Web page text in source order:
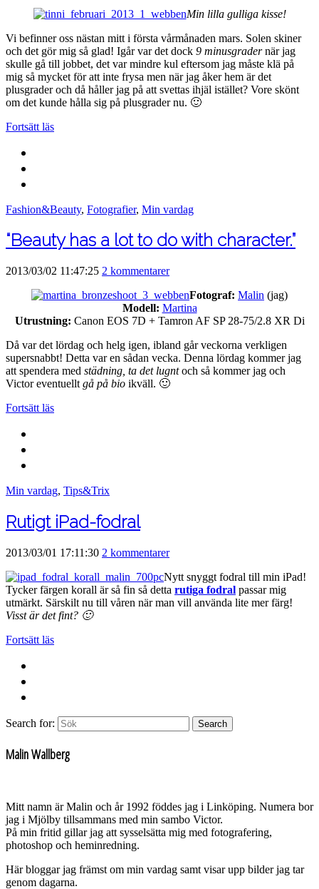
Min lilla gulliga kisse!
Vi befinner oss nästan mitt i första vårmånaden mars. Solen skiner
och det gör mig så glad! Igår var det dock 9 minusgradernär jag
skulle gå till jobbet, det var mindre kul eftersom jag måste klä på
mig så mycket för att inte frysa men när jag åker hem är det
plusgrader och då håller jag på att svettas ihjäl istället? Vore skönt
om det kunde hålla sig på plusgrader nu. 🙂
Fortsätt läs
Fashion&Beauty, Fotografier, Min vardag
“Beauty has a lot to do with character.”
2013/03/02 11:47:25 2 kommentarer
Fotograf: Malin (jag)
Modell: Martina
Utrustning: Canon EOS 7D + Tamron AF SP 28-75/2.8 XR Di
Då var det lördag och helg igen, ibland går veckorna verkligen
supersnabbt! Detta var en sådan vecka. Denna lördag kommer jag
att spendera med städning, ta det lugntoch så kommer jag och
Victor eventuellt gå på bio ikväll. 🙂
Fortsätt läs
Min vardag, Tips&Trix
Rutigt iPad-fodral
2013/03/01 17:11:30 2 kommentarer
Nytt snyggt fodral till min iPad!
Tycker färgen korall är så fin så detta rutiga fodral passar mig
utmärkt. Särskilt nu till våren när man vill använda lite mer färg!
Visst är det fint? 🙂
Fortsätt läs
Search for: Search
Malin Wallberg
Mitt namn är Malin och år 1992 föddes jag i Linköping. Numera bor
jag i Mjölby tillsammans med min sambo Victor.
På min fritid gillar jag att sysselsätta mig med fotografering,
photoshop och heminredning.
Här bloggar jag främst om min vardag samt visar upp bilder jag tar
genom dagarna.